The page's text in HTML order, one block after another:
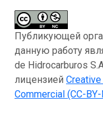
Публикующей
данную работу
de Hidrocarburos
лицензией
Commercial (CC-